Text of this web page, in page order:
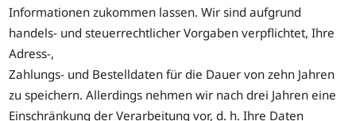
Informationen zukommen lassen. Wir sind aufgrund
handels- und steuerrechtlicher Vorgaben verpflichtet, Ihre
Adress-,
Zahlungs- und Bestelldaten für die Dauer von zehn Jahren
zu speichern. Allerdings nehmen wir nach drei Jahren eine
Einschränkung der Verarbeitung vor, d. h. Ihre Daten